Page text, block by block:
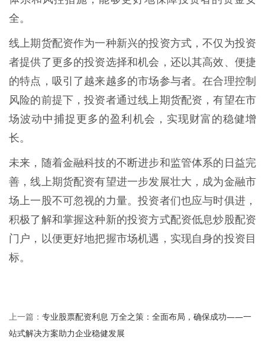
全。
线上期货配资作为一种新兴的投资方式，不仅为投资
者提供了更多的投资选择和机会，还以其高效、便捷
的特点，吸引了越来越多的市场参与者。在合理控制
风险的前提下，投资者通过线上期货配资，有望在市
场波动中捕捉更多的盈利机会，实现财富的稳健增
长。
未来，随着金融科技的不断进步和监管体系的日益完
善，线上期货配资有望进一步发展壮大，成为金融市
场上一股不可忽视的力量。投资者们也应与时俱进，
积极了解和掌握这种新的投资方式配资低息炒股配资
门户，以便更好地把握市场机遇，实现自身的投资目
标。
上一篇： 专业股票配资利息 万全之策：全面布局，确保成功——一
站式解决方案助力企业稳健发展